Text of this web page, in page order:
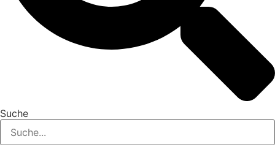
Suche